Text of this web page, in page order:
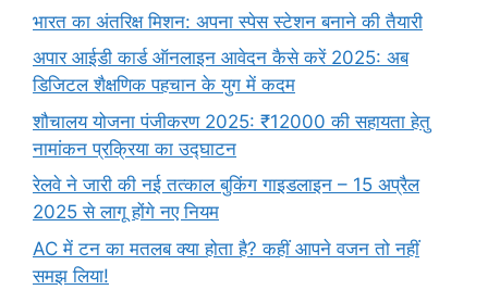
भारत का अंतरिक्ष मिशन: अपना स्पेस स्टेशन बनाने की तैयारी
अपार आईडी कार्ड ऑनलाइन आवेदन कैसे करें 2025: अब
डिजिटल शैक्षणिक पहचान के युग में कदम
शौचालय योजना पंजीकरण 2025: ₹12000 की सहायता हेतु
नामांकन प्रक्रिया का उद्घाटन
रेलवे ने जारी की नई तत्काल बुकिंग गाइडलाइन – 15 अप्रैल
2025 से लागू होंगे नए नियम
AC में टन का मतलब क्या होता है? कहीं आपने वजन तो नहीं
समझ लिया!